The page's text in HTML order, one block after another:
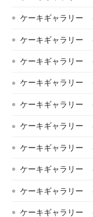
ケーキギャラリー
ケーキギャラリー
ケーキギャラリー
ケーキギャラリー
ケーキギャラリー
ケーキギャラリー
ケーキギャラリー
ケーキギャラリー
ケーキギャラリー
ケーキギャラリー